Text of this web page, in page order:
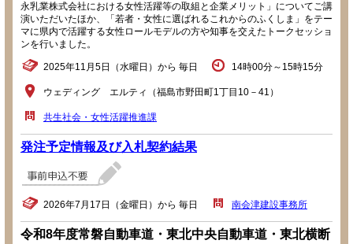
永乳業株式会社における女性活躍等の取組と企業メリット」についてご講
演いただいたほか、「若者・女性に選ばれるこれからのふくしま」をテー
マに県内で活躍する女性ロールモデルの方や知事を交えたトークセッショ
ンを行いました。
2025年11月5日（水曜日）から 毎日 14時00分～15時15分
ウェディング エルティ（福島市野田町1丁目10－41）
共生社会・女性活躍推進課
発注予定情報及び入札契約結果
2026年7月17日（金曜日）から 毎日 南会津建設事務所
令和8年度常磐自動車道・東北中央自動車道・東北横断